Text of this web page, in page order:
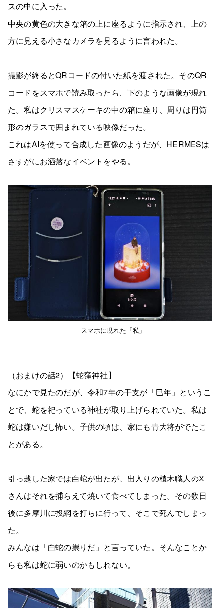
スの中に入った。
中央の黄色の大きな箱の上に座るように指示され、上の
方に見える小さなカメラを見るように言われた。
撮影が終るとQRコードの付いた紙を渡された。そのQR
コードをスマホで読み取ったら、下のような画像が現れ
た。私はクリスマスケーキの中の箱に座り、周りは円筒
形のガラスで囲まれている映像だった。
これはAIを使って合成した画像のようだが、HERMESは
さすがにお洒落なイベントをやる。
スマホに現れた「私」
（おまけの話2）【蛇窪神社】
なにかで見たのだが、令和7年の干支が「巳年」というこ
とで、蛇を祀っている神社が取り上げられていた。私は
蛇は嫌いだし怖い。子供の頃は、家にも青大将がでたこ
とがある。
引っ越した家では白蛇が出たが、出入りの植木職人のX
さんはそれを捕らえて焼いて食べてしまった。その数日
後に多摩川に投網を打ちに行って、そこで死んでしまっ
た。
みんなは「白蛇の祟りだ」と言っていた。そんなことか
らも私は蛇に弱いのかもしれない。